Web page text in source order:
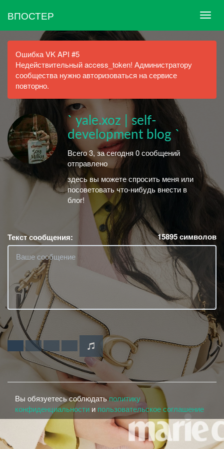
ВПОСТЕР
Ошибка VK API #5
Недействительный access_token! Администратору
сообщества нужно авторизоваться на сервисе
повторно.
` yale.xoz | self-
development blog `
Всего 3, за сегодня 0 сообщений
отправлено
здесь вы можете спросить меня или
посоветовать что-нибудь внести в
блог!
Текст сообщения: 15895символов
Вы обязуетесь соблюдатьполитику
конфиденциальности и пользовательское соглашение